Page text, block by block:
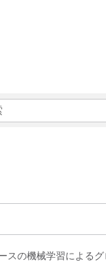
スの機械学習による